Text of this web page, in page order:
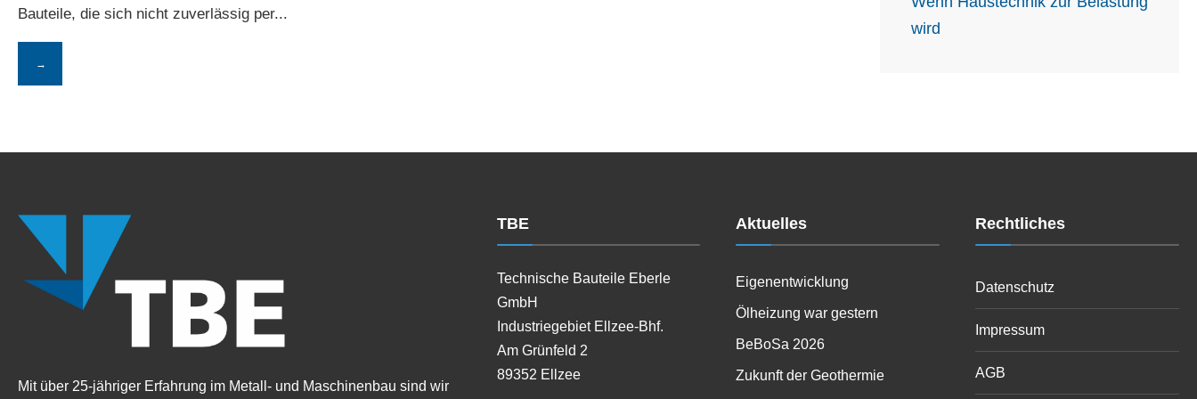
Bauteile, die sich nicht zuverlässig per...
→
wird
Mit über 25-jähriger Erfahrung im Metall- und Maschinenbau sind wir
TBE
Technische Bauteile Eberle
GmbH
Industriegebiet Ellzee-Bhf.
Am Grünfeld 2
89352 Ellzee
Aktuelles
Eigenentwicklung
Ölheizung war gestern
BeBoSa 2026
Zukunft der Geothermie
Rechtliches
Datenschutz
Impressum
AGB